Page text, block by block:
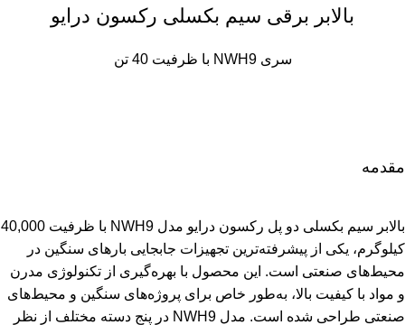
بالابر برقی سیم بکسلی رکسون درایو
سری NWH9 با ظرفیت 40 تن
مقدمه
بالابر سیم بکسلی دو پل رکسون درایو مدل NWH9 با ظرفیت 40,000
کیلوگرم، یکی از پیشرفته‌ترین تجهیزات جابجایی بارهای سنگین در
محیط‌های صنعتی است. این محصول با بهره‌گیری از تکنولوژی مدرن
و مواد با کیفیت بالا، به‌طور خاص برای پروژه‌های سنگین و محیط‌های
صنعتی طراحی شده است. مدل NWH9 در پنج دسته مختلف از نظر